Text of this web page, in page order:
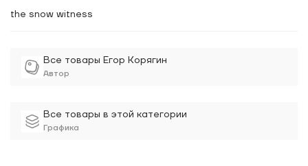
Все товары Егор Корягин
Автор
Все товары в этой категории
Графика
the snow witness